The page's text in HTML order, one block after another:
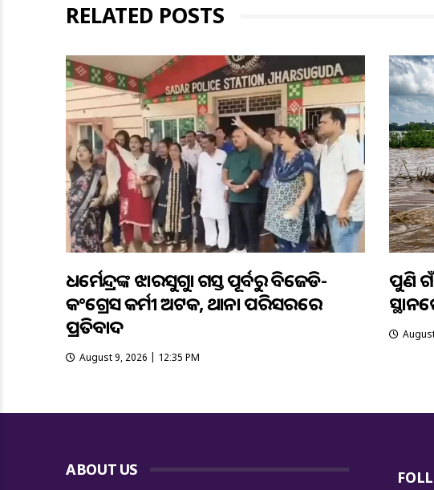
RELATED POSTS
ଧର୍ମେନ୍ଦ୍ରଙ୍କ ଝାରସୁଗୁଡ଼ା ଗସ୍ତ ପୂର୍ବରୁ ବିଜେଡି-
କଂଗ୍ରେସ କର୍ମୀ ଅଟକ, ଥାନା ପରିସରରେ
ପ୍ରତିବାଦ
August 9, 2026 | 12:35 PM
ପୁଣି
ABOUT US